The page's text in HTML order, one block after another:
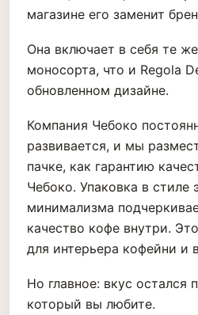
магазине его заменит
Она включает в себя те
моносорта, что и Regola
обновленном дизайне.
Компания Чебоко
развивается, и мы
пачке, как гарантию
Чебоко. Упаковка в стиле
минимализма
качество кофе внутри.
для интерьера кофейни и
Но главное: вкус
который вы любите.